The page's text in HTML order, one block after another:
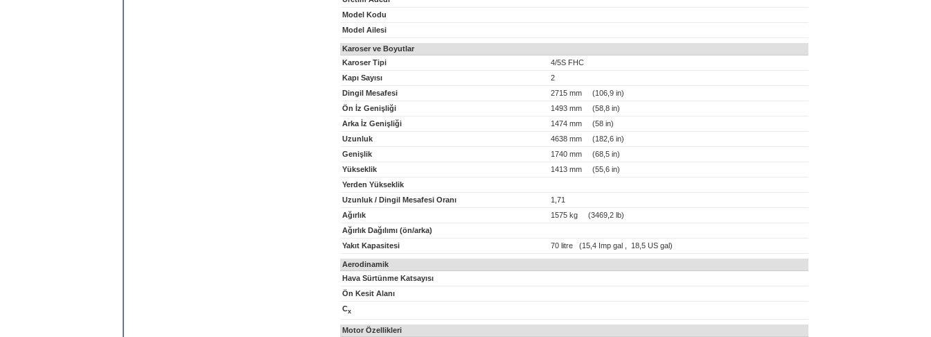
Model Kodu
Model Ailesi
Karoser ve Boyutlar
Karoser Tipi
4/5S FHC
Kapı Sayısı
2
Dingil Mesafesi
2715 mm (106,9 in)
Ön İz Genişliği
1493 mm (58,8 in)
Arka İz Genişliği
1474 mm (58 in)
Uzunluk
4638 mm (182,6 in)
Genişlik
1740 mm (68,5 in)
Yükseklik
1413 mm (55,6 in)
Yerden Yükseklik
Uzunluk / Dingil Mesafesi Oranı
1,71
Ağırlık
1575 kg (3469,2 lb)
Ağırlık Dağılımı (ön/arka)
Yakıt Kapasitesi
70 litre (15,4 Imp gal , 18,5 US gal)
Aerodinamik
Hava Sürtünme Katsayısı
Ön Kesit Alanı
Cx
Motor Özellikleri